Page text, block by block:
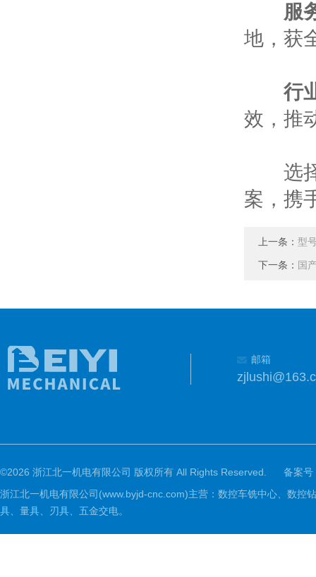
服
地，获
行
效，推
选择
案，携
上一条：型
下一条： 国
邮箱
©2026 浙江北一机电有限公司 版权所有 All Rights Reserved.
备案号
浙江北一机电有限公司(www.byjd-cnc.com)主营：数控车铣中心、数控
具、量具、刃具、五金交电。